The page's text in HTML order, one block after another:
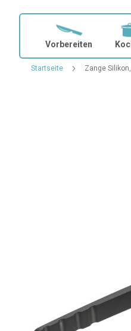
Vorbereiten
Startseite Zange